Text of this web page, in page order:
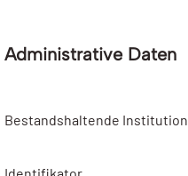
Administrative Daten
Bestandshaltende Institution